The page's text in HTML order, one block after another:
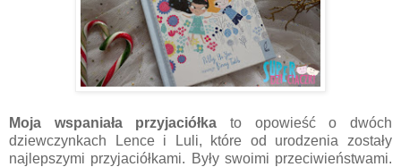
Moja wspaniała przyjaciółka to opowieść o dwóch
dziewczynkach Lence i Luli, które od urodzenia zostały
najlepszymi przyjaciółkami. Były swoimi przeciwieństwami.